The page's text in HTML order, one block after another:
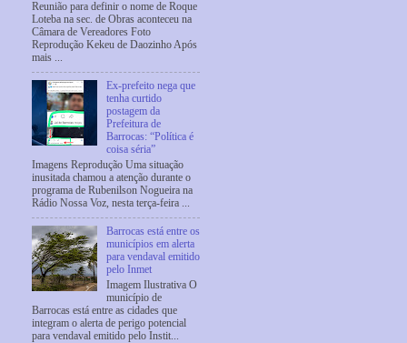
Reunião para definir o nome de Roque
Loteba na sec. de Obras aconteceu na
Câmara de Vereadores Foto
Reprodução Kekeu de Daozinho Após
mais ...
Ex-prefeito nega que
tenha curtido
postagem da
Prefeitura de
Barrocas: “Política é
coisa séria”
Imagens Reprodução Uma situação
inusitada chamou a atenção durante o
programa de Rubenilson Nogueira na
Rádio Nossa Voz, nesta terça-feira ...
Barrocas está entre os
municípios em alerta
para vendaval emitido
pelo Inmet
Imagem Ilustrativa O
município de
Barrocas está entre as cidades que
integram o alerta de perigo potencial
para vendaval emitido pelo Instit...